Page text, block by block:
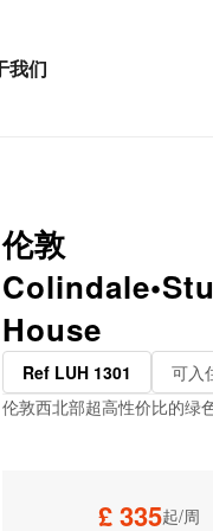
我们
伦敦
House
Ref LUH 1301 可入
伦敦西北部超高性价比的绿
£ 335起/周